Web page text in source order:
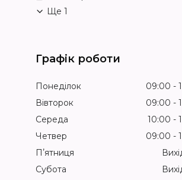
Ще 1
Графік роботи
Понеділок 09:00
Вівторок
09:00
Середа
10:00
Четвер
09:00
Пʼятниця
Субота